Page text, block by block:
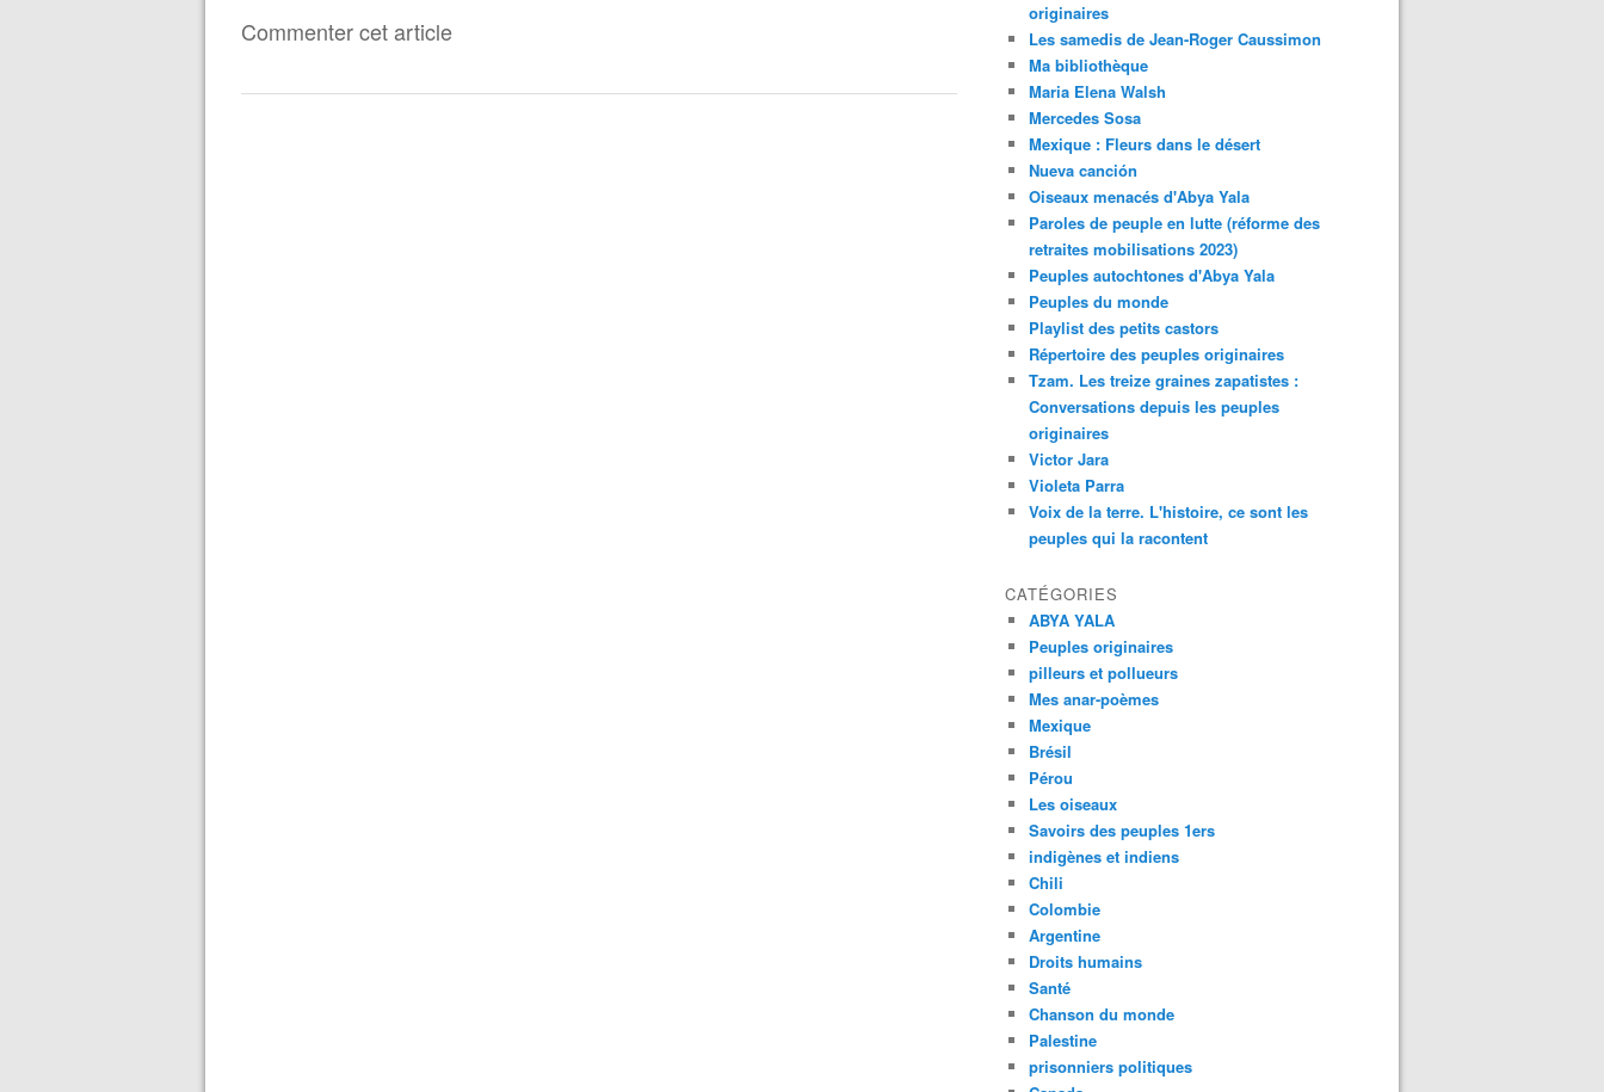
Commenter cet article
originaires
Les samedis de Jean-Roger Caussimon
Ma bibliothèque
Maria Elena Walsh
Mercedes Sosa
Mexique : Fleurs dans le désert
Nueva canción
Oiseaux menacés d'Abya Yala
Paroles de peuple en lutte (réforme des
retraites mobilisations 2023)
Peuples autochtones d'Abya Yala
Peuples du monde
Playlist des petits castors
Répertoire des peuples originaires
Tzam. Les treize graines zapatistes :
Conversations depuis les peuples
originaires
Victor Jara
Violeta Parra
Voix de la terre. L'histoire, ce sont les
peuples qui la racontent
CATÉGORIES
ABYA YALA
Peuples originaires
pilleurs et pollueurs
Mes anar-poèmes
Mexique
Brésil
Pérou
Les oiseaux
Savoirs des peuples 1ers
indigènes et indiens
Chili
Colombie
Argentine
Droits humains
Santé
Chanson du monde
Palestine
prisonniers politiques